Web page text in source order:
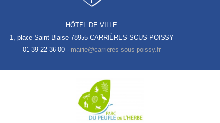
HÔTEL DE VILLE
1, place Saint-Blaise 78955 CARRIÈRES-SOUS-POISSY
01 39 22 36 00 -